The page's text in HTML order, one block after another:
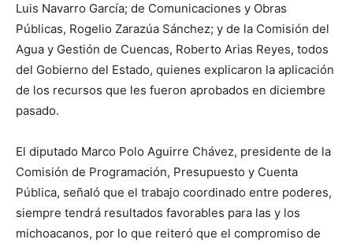
Luis Navarro García; de Comunicaciones y Obras
Públicas, Rogelio Zarazúa Sánchez; y de la Comisión del
Agua y Gestión de Cuencas, Roberto Arias Reyes, todos
del Gobierno del Estado, quienes explicaron la aplicación
de los recursos que les fueron aprobados en diciembre
pasado.
El diputado Marco Polo Aguirre Chávez, presidente de la
Comisión de Programación, Presupuesto y Cuenta
Pública, señaló que el trabajo coordinado entre poderes,
siempre tendrá resultados favorables para las y los
michoacanos, por lo que reiteró que el compromiso de